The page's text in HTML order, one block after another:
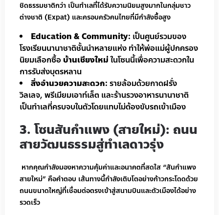
ชิดธรรมชาติกว่า เป็นทำเลที่ได้รับความนิยมสูงมากในกลุ่มชาว
ต่างชาติ (Expat) และครอบครัวคนไทยที่มีกำลังซื้อสูง
Education & Community: เป็นศูนย์รวมของ
โรงเรียนนานาชาติชั้นนำหลายแห่ง ทำให้พ่อแม่ผู้ปกครอง
นิยมเลือกซื้อ บ้านเชียงใหม่ในโซนนี้เพื่อความสะดวกใน
การรับส่งบุตรหลาน
สิ่งอำนวยความสะดวก: รายล้อมด้วยกาดฝรั่ง
วิลเลจ, พรีเมียมเอาท์เล็ต และร้านรวงอาหารนานาชาติ
เป็นทำเลที่ครบจบในตัวโดยแทบไม่ต้องขับรถเข้าเมือง
3. โซนสันกำแพง (สายใหม่): ถนน
สายวัฒนธรรมสู่ทำเลดาวรุ่ง
หากคุณกำลังมองหาความคุ้มค่าและอนาคตที่สดใส “สันกำแพง
สายใหม่” คือคำตอบ เส้นทางนี้กำลังเติบโตอย่างก้าวกระโดดด้วย
ถนนขนาดใหญ่ที่เชื่อมต่อตรงเข้าสู่สนามบินและตัวเมืองได้อย่าง
รวดเร็ว